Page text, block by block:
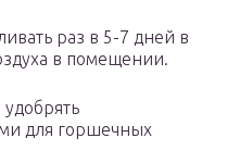
раз в 5-7 дней в
в помещении.
для горшечных